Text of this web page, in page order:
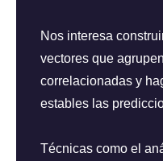
Nos interesa
vectores que
correlacionadas y
estables las
Técnicas como el
para lograr la predicción.
El perceptrón multicapa
son dos de los
Funciones de
integración
variables desplegadas a